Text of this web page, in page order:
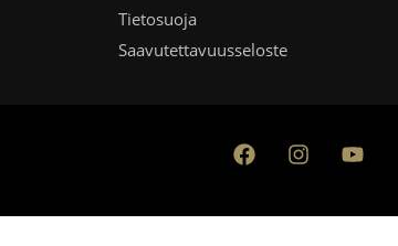
Tietosuoja
Saavutettavuusseloste